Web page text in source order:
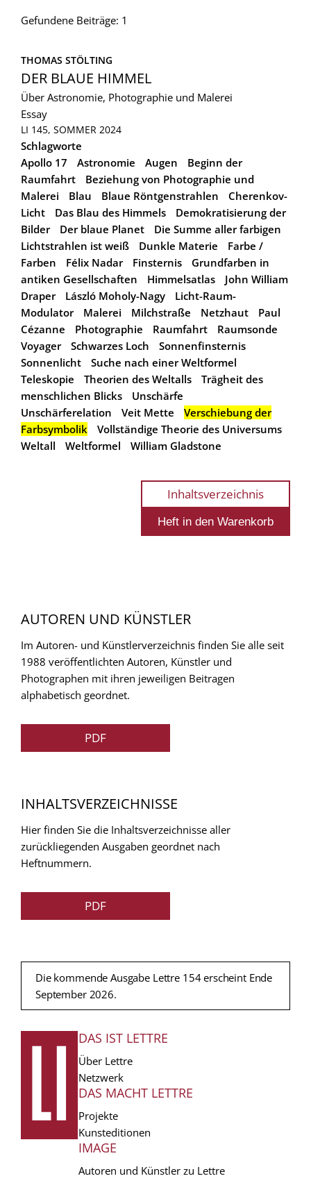
Gefundene Beiträge: 1
THOMAS STÖLTING
DER BLAUE HIMMEL
Über Astronomie, Photographie und Malerei
Essay
LI 145, SOMMER 2024
Schlagworte
Apollo 17
Astronomie Augen
Beginn der
Raumfahrt
Beziehung von Photographie und
Malerei
Blau Blaue Röntgenstrahlen
Cherenkov-
Licht
Das Blau des Himmels
Demokratisierung der
Bilder
Der blaue Planet
Die Summe aller farbigen
Lichtstrahlen ist weiß
Dunkle Materie
Farbe /
Farben
Félix Nadar Finsternis
Grundfarben in
antiken Gesellschaften
Himmelsatlas
John William
Draper
László Moholy-Nagy
Licht-Raum-
Modulator
Malerei Milchstraße Netzhaut
Paul
Cézanne
Photographie Raumfahrt
Raumsonde
Voyager
Schwarzes Loch
Sonnenfinsternis
Sonnenlicht
Suche nach einer Weltformel
Teleskopie
Theorien des Weltalls
Trägheit des
menschlichen Blicks
Unschärfe
Unschärferelation
Veit Mette
Verschiebung der
Farbsymbolik
Vollständige Theorie des Universums
Weltall
Weltformel William Gladstone
Inhaltsverzeichnis
AUTOREN UND KÜNSTLER
Im Autoren- und Künstlerverzeichnis finden Sie alle seit
1988 veröffentlichten Autoren, Künstler und
Photographen mit ihren jeweiligen Beitragen
alphabetisch geordnet.
PDF
INHALTSVERZEICHNISSE
Hier finden Sie die Inhaltsverzeichnisse aller
zurückliegenden Ausgaben geordnet nach
Heftnummern.
PDF
Die kommende Ausgabe Lettre 154 erscheint Ende
September 2026.
FUSSZEILE
DAS IST LETTRE
Über Lettre
Netzwerk
DAS MACHT LETTRE
Projekte
Kunsteditionen
IMAGE
Autoren und Künstler zu Lettre